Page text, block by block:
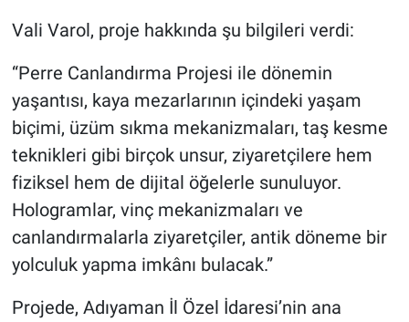
Vali Varol, proje hakkında şu bilgileri verdi:
“Perre Canlandırma Projesi ile dönemin
yaşantısı, kaya mezarlarının içindeki yaşam
biçimi, üzüm sıkma mekanizmaları, taş kesme
teknikleri gibi birçok unsur, ziyaretçilere hem
fiziksel hem de dijital öğelerle sunuluyor.
Hologramlar, vinç mekanizmaları ve
canlandırmalarla ziyaretçiler, antik döneme bir
yolculuk yapma imkânı bulacak.”
Projede, Adıyaman İl Özel İdaresi’nin ana